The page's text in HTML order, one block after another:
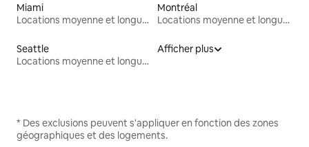
Miami
Locations moyenne et longue durée
Montréal
Locations moyenne et longue durée
Seattle
Locations moyenne et longue durée
Afficher plus
* Des exclusions peuvent s'appliquer en fonction des zones
géographiques et des logements.